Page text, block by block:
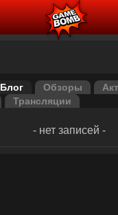
Блог Обзоры
Трансляции
- нет записей -